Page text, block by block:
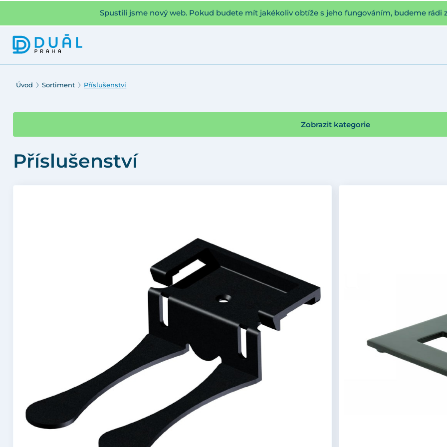
Spustili jsme nový web. Pokud budete mít jakékoliv obtíže s jeho fungováním, budeme rádi
Úvod Sortiment Příslušenství
Zobrazit kategorie
Příslušenství